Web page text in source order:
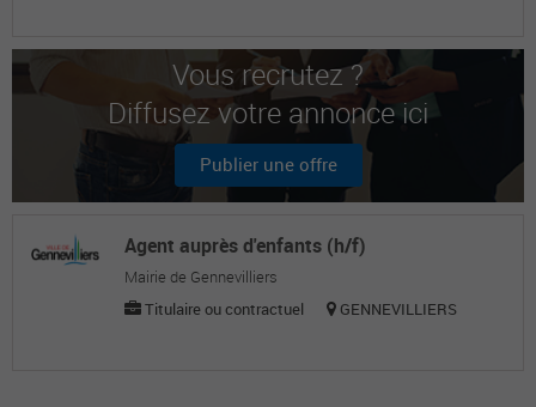
Vous recrutez ?
Diffusez votre annonce ici
Publier une offre
Agent auprès d'enfants (h/f)
Mairie de Gennevilliers
Titulaire ou contractuel
GENNEVILLIERS